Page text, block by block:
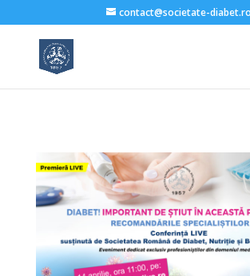
contact@societate-diabet.ro